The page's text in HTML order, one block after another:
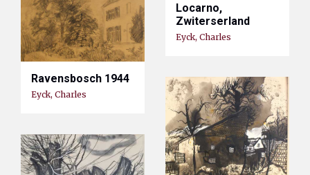
Locarno,
Zwiterserland
Eyck, Charles
Ravensbosch 1944
Eyck, Charles